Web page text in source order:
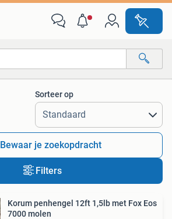
Alle afstanden…
Sorteer op
Bewaar je zoekopdracht
Filters
Korum penhengel 12ft 1,5lb met Fox Eos
7000 molen